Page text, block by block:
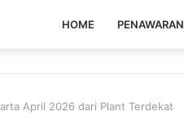
HOME PENAWARAN
April 2026 dari Plant Terdekat